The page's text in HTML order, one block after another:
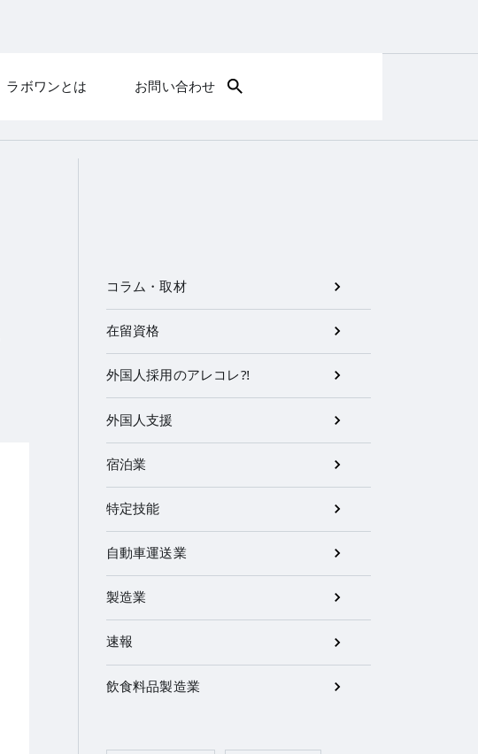
ラボワンとは お問い合わせ
コラム・取材
在留資格
外国人採用のアレコレ⁈
外国人支援
宿泊業
特定技能
自動車運送業
製造業
速報
飲食料品製造業